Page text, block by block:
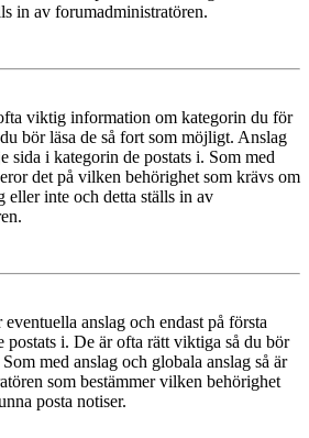
in av forumadministratören.
viktig information om kategorin du för
bör läsa de så fort som möjligt. Anslag
sida i kategorin de postats i. Som med
det på vilken behörighet som krävs om
eller inte och detta ställs in av
anslag och endast på första
postats i. De är ofta rätt viktiga så du bör
med anslag och globala anslag så är
som bestämmer vilken behörighet
posta notiser.